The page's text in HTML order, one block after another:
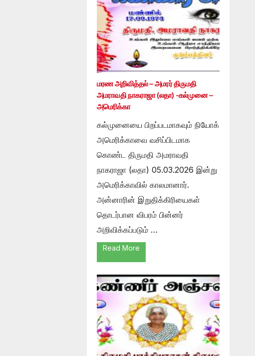
மரண அறிவித்தல் – அமரர் திருமதி
அமராவதி நாகராஜா (லதா) -கல்முனை –
அமெரிக்கா
கல்முனையை பிறப்படமாகவும் நியோக்
அமெரிக்காவை வசிப்பிடமாக
கொண்ட திருமதி அமராவதி
நாகராஜா (லதா) 05.03.2026 இன்று
அமெரிக்காவில் காலமானார்.
அன்னாரின் இறுதிக்கிரியைகள்
தொடர்பான விபரம் பின்னர்
அறிவிக்கப்படும் …
Read More